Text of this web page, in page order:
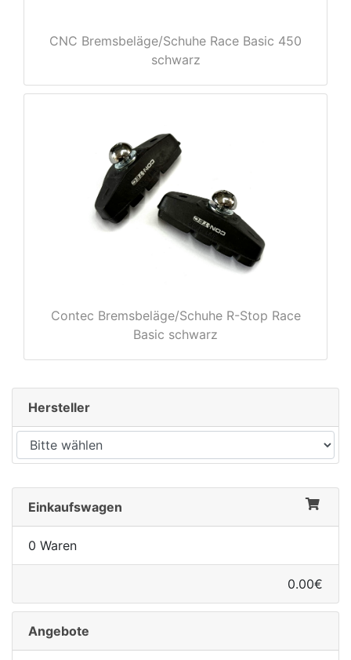
CNC Bremsbeläge/Schuhe Race Basic 450
schwarz
Contec Bremsbeläge/Schuhe R-Stop Race
Basic schwarz
Hersteller
Einkaufswagen
0 Waren
0.00€
Angebote